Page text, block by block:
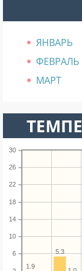
ЯНВАРЬ
ФЕВРАЛЬ
МАРТ
6
10
14
18
22
26
30
5.3
1.9